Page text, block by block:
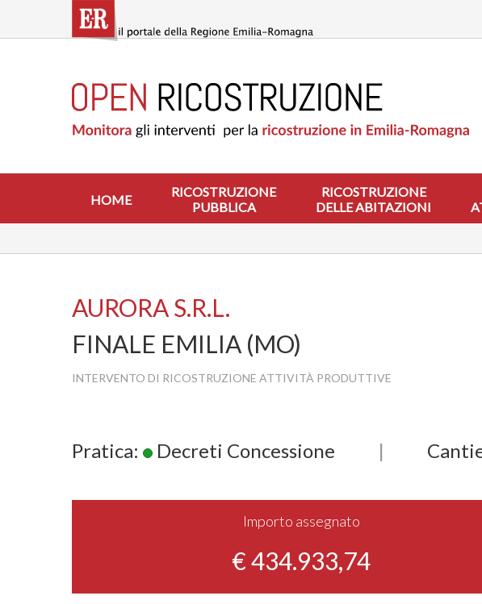
contenuto
RICOSTRUZIONE
PUBBLICA
ABITAZIONI
RICOSTRUZIONE
ATTIVITÀ
INTERVIENE
HOME
RICOSTRUZIONE
PUBBLICA
RICOSTRUZIONE
DELLE ABITAZIONI
AURORA S.R.L.
FINALE EMILIA (MO)
INTERVENTO DI RICOSTRUZIONE ATTIVITÀ PRODUTTIVE
Pratica: Decreti Concessione |
Importo assegnato
€ 434.933,74